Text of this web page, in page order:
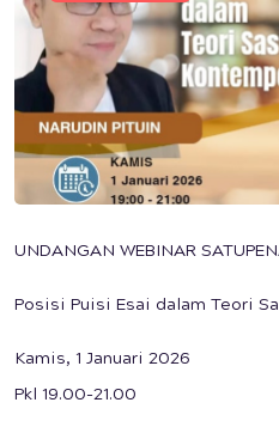
UNDANGAN WEBINAR
Posisi Puisi Esai dalam Teori
Kamis, 1 Januari 2026
Pkl 19.00-21.00